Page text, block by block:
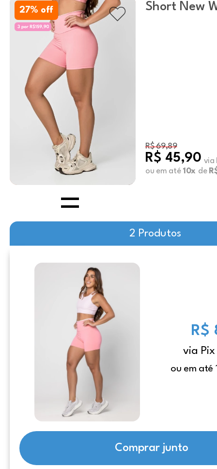
27% off
Short New
R$ 69,89
R$ 45,90 via
ou em até 10x de
2 Produtos
R$
via
ou em até
Comprar junto